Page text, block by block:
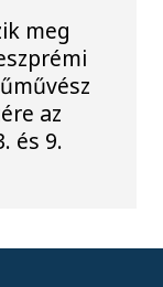
meg
az
és 9.